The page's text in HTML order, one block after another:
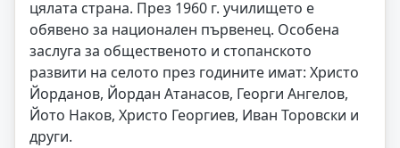
цялата страна. През 1960 г. училището е
обявено за национален първенец. Особена
заслуга за общественото и стопанското
развити на селото през годините имат: Христо
Йорданов, Йордан Атанасов, Георги Ангелов,
Йото Наков, Христо Георгиев, Иван Торовски и
други.